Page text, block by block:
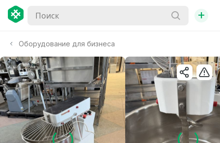
+
Оборудование для бизнеса